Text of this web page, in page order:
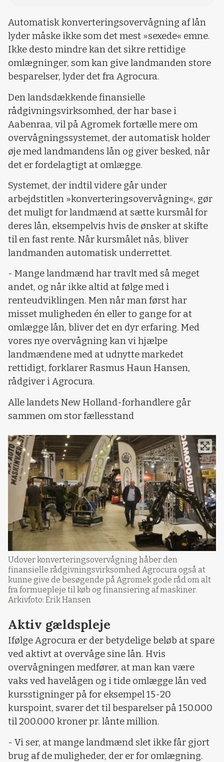
Automatisk konverteringsovervågning af lån
lyder måske ikke som det mest »sexede« emne.
Ikke desto mindre kan det sikre rettidige
omlægninger, som kan give landmanden store
besparelser, lyder det fra Agrocura.
Den landsdækkende finansielle
rådgivningsvirksomhed, der har base i
Aabenraa, vil på Agromek fortælle mere om
overvågningssystemet, der automatisk holder
øje med landmandens lån og giver besked, når
det er fordelagtigt at omlægge.
Systemet, der indtil videre går under
arbejdstitlen »konverteringsovervågning«, gør
det muligt for landmænd at sætte kursmål for
deres lån, eksempelvis hvis de ønsker at skifte
til en fast rente. Når kursmålet nås, bliver
landmanden automatisk underrettet.
- Mange landmænd har travlt med så meget
andet, og når ikke altid at følge med i
renteudviklingen. Men når man først har
misset muligheden én eller to gange for at
omlægge lån, bliver det en dyr erfaring. Med
vores nye overvågning kan vi hjælpe
landmændene med at udnytte markedet
rettidigt, forklarer Rasmus Haun Hansen,
rådgiver i Agrocura.
Alle landets New Holland-forhandlere går
sammen om stor fællesstand
Udover konverteringsovervågning håber den
finansielle rådgivningsvirksomhed Agrocura også at
kunne give de besøgende på Agromek gode råd om alt
fra formuepleje til køb og finansiering af maskiner.
Arkivfoto: Erik Hansen
Aktiv gældspleje
Ifølge Agrocura er der betydelige beløb at spare
ved aktivt at overvåge sine lån. Hvis
overvågningen medfører, at man kan være
vaks ved havelågen og i tide omlægge lån ved
kursstigninger på for eksempel 15-20
kurspoint, svarer det til besparelser på 150.000
til 200.000 kroner pr. lånte million.
- Vi ser, at mange landmænd slet ikke får gjort
brug af de muligheder, der er for omlægning.